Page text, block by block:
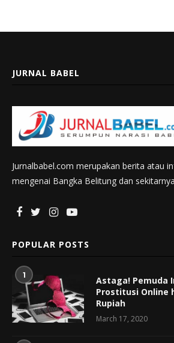
JURNAL BABEL
Jurnalbabel.com merupakan berita atau
mengenai Bangka Belitung dan
POPULAR POSTS
1
Astaga! Pemuda
Prostitusi Online
Rupiah
March 17, 2020